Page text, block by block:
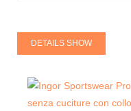
DETAILS SHOW